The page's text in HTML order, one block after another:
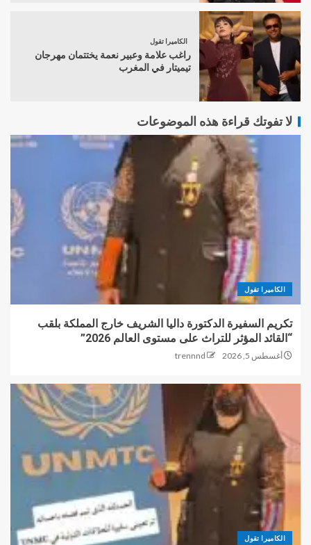
الكاميرا تقول
راغب علامة وعبير نعمة يختتمان مهرجان
تيميتار في المغرب
لا تفوتك قراءة هذه الموضوعات
الكاميرا تقول
تكريم السفيرة الدكتورة داليا الشريف خارج المملكة بلقب
“القائد المؤثر للتراث على مستوى العالم 2026”
أغسطس 5, 2026 trennnd
الكاميرا تقول